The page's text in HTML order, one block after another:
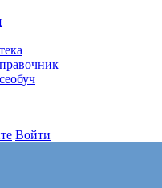
Войти